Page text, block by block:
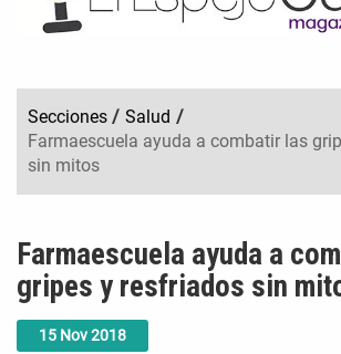
Secciones / Salud /
Farmaescuela ayuda a combatir las
sin mitos
15 Nov2018
Farmaescuela ayuda a
gripes y resfriados sin